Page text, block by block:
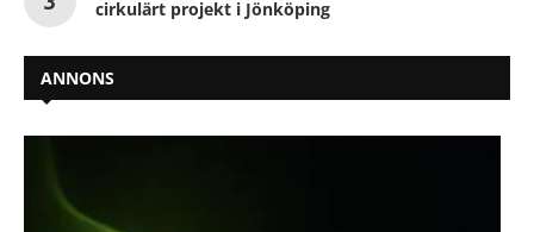
cirkulärt projekt i Jönköping
ANNONS